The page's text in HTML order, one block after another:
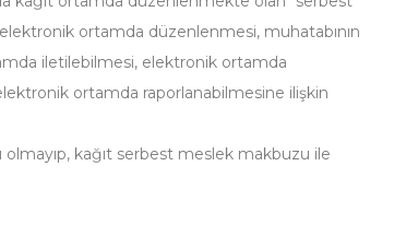
ortamda düzenlenmesi, muhatabının
iletilebilmesi, elektronik ortamda
ortamda raporlanabilmesine ilişkin
kağıt serbest meslek makbuzu ile